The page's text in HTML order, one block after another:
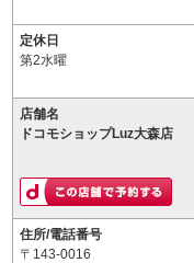
定休日
第2水曜
店舗名
ドコモショップLuz大森店
住所/電話番号
〒143-0016